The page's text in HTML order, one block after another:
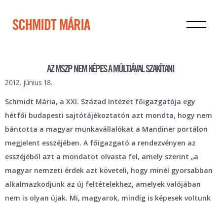
SCHMIDT MÁRIA
AZ MSZP NEM KÉPES A MÚLTJÁVAL SZAKÍTANI
2012. június 18.
Schmidt Mária, a XXI. Század Intézet főigazgatója egy
hétfői budapesti sajtótájékoztatón azt mondta, hogy nem
bántotta a magyar munkavállalókat a Mandiner portálon
megjelent esszéjében. A főigazgató a rendezvényen az
esszéjéből azt a mondatot olvasta fel, amely szerint „a
magyar nemzeti érdek azt követeli, hogy minél gyorsabban
alkalmazkodjunk az új feltételekhez, amelyek valójában
nem is olyan újak. Mi, magyarok, mindig is képesek voltunk